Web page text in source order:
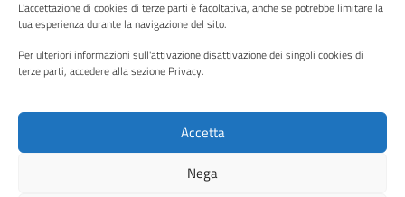
L'accettazione di cookies di terze parti è facoltativa, anche se potrebbe limitare la
tua esperienza durante la navigazione del sito.
Per ulteriori informazioni sull'attivazione disattivazione dei singoli cookies di
terze parti, accedere alla sezione Privacy.
Accetta
Nega
Piano di miglioramento del sito
Instagram